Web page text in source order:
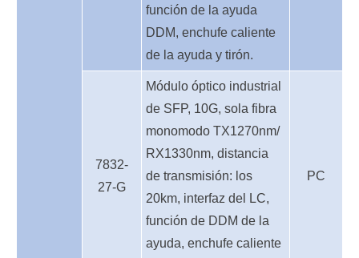
función de la ayuda
DDM, enchufe caliente
de la ayuda y tirón.
7832-
27-G
Módulo óptico industrial
de SFP, 10G, sola fibra
monomodo TX1270nm/
RX1330nm, distancia
de transmisión: los
20km, interfaz del LC,
función de DDM de la
ayuda, enchufe caliente
PC